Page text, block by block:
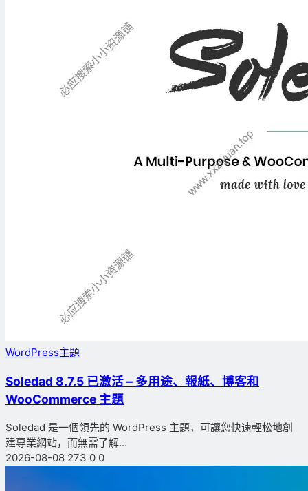
WordPress主題
Soledad 8.7.5 已激活 – 多用途、報紙、博客和
WooCommerce 主題
Soledad 是一個領先的 WordPress 主題，可讓您快速輕松地創
建專業網站，而無需了解...
2026-08-08 273 0 0